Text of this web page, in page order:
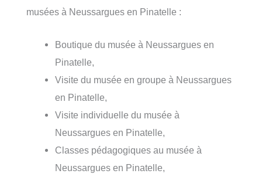
musées à Neussargues en Pinatelle :
Boutique du musée à Neussargues en
Pinatelle,
Visite du musée en groupe à Neussargues
en Pinatelle,
Visite individuelle du musée à
Neussargues en Pinatelle,
Classes pédagogiques au musée à
Neussargues en Pinatelle,